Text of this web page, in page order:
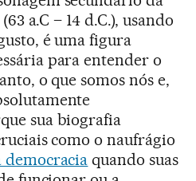
a.C – 14 d.C.), usando
é uma figura
para entender o
o que somos nós e,
sua biografia
como o naufrágio
democracia quando suas